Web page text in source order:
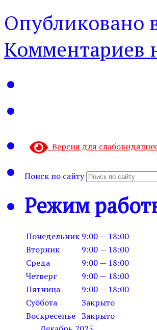
Опубликовано
Комментариев
Версия для слабовидящих
Поиск по сайту
Режим
Понедельник 9:00 — 18:00
Вторник
9:00 — 18:00
Среда
9:00 — 18:00
Четверг
9:00 — 18:00
Пятница
9:00 — 18:00
Суббота
Закрыто
Воскресенье Закрыто